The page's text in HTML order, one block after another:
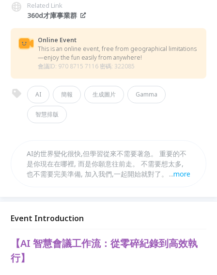
Related Link
360d才庫事業群
Online Event
This is an online event, free from geographical limitations
—enjoy the fun easily from anywhere!
會議ID: 970 8715 7116 密碼: 322085
AI 簡報 生成圖片 Gamma
智慧排版
AI的世界變化很快,但學習從來不需要著急。 重要的不
是你現在在哪裡, 而是你願意往前走。 不需要想太多,
也不需要完美準備, 加入我們,一起開始就對了。 因為
...more
Event Introduction
【AI 智慧會議工作流：從零碎紀錄到高效執
行】